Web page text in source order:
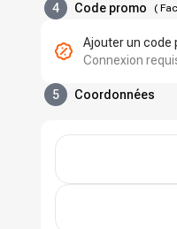
4 Code promo (
Ajouter un code
Connexion
5 Coordonnées